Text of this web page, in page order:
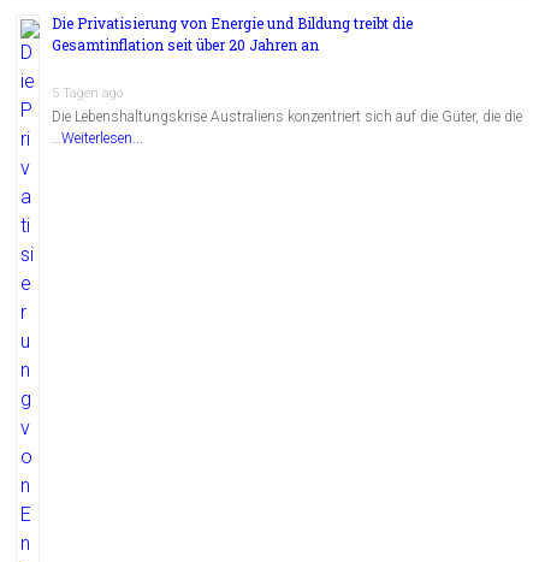
Die Privatisierung von Energie und Bildung treibt die
Gesamtinflation seit über 20 Jahren an
5 Tagen ago
Die Lebenshaltungskrise Australiens konzentriert sich auf die Güter, die die
…Weiterlesen...